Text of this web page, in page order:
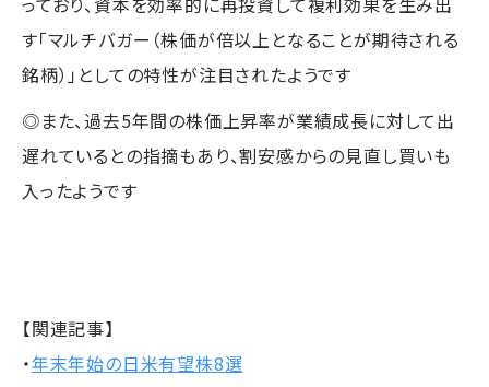
す「マルチバガー（株価が倍以上となることが期待される
銘柄）」としての特性が注目されたようです
◎また、過去5年間の株価上昇率が業績成長に対して出
遅れているとの指摘もあり、割安感からの見直し買いも
入ったようです
【関連記事】
・年末年始の日米有望株8選